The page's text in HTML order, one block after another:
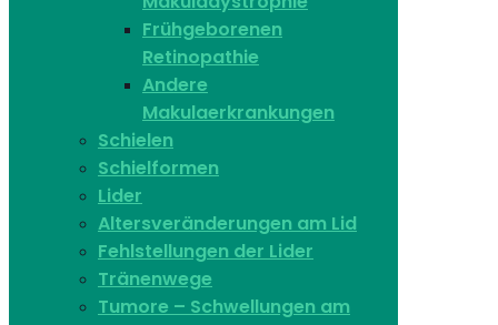
Frühgeborenen
Retinopathie
Andere
Makulaerkrankungen
Schielen
Schielformen
Lider
Altersveränderungen am Lid
Fehlstellungen der Lider
Tränenwege
Tumore – Schwellungen am